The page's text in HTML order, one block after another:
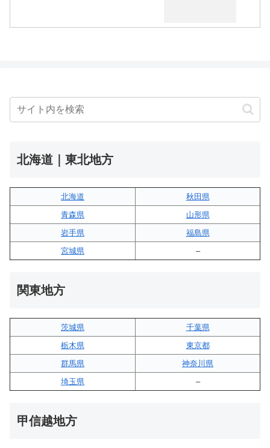
北海道｜東北地方
北海道
秋田県
青森県
山形県
岩手県
福島県
宮城県
–
関東地方
茨城県
千葉県
栃木県
東京都
群馬県
神奈川県
埼玉県
–
甲信越地方